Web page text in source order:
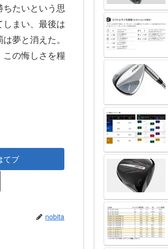
たいという思
まい、最後は
夢と消えた。
の悔しさを糧
てブ
nobita